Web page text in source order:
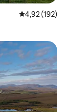
4,92 de uma
4,92 (192)